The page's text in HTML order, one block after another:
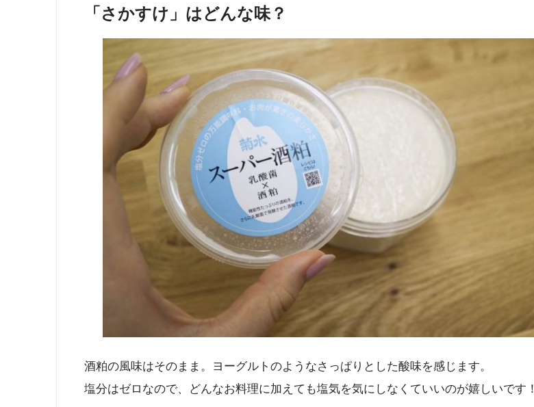
「さかすけ」はどんな味？
酒粕の風味はそのまま。ヨーグルトのようなさっぱりとした酸味を感じます。
塩分はゼロなので、どんなお料理に加えても塩気を気にしなくていいのが嬉しいです！